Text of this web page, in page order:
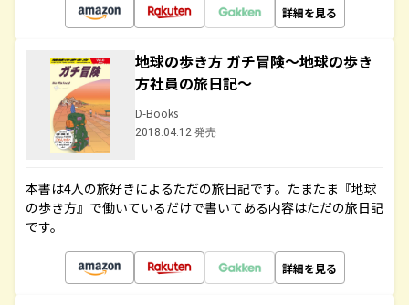
詳細を見る
地球の歩き方 ガチ冒険～地球の歩き
方社員の旅日記～
D-Books
2018.04.12 発売
本書は4人の旅好きによるただの旅日記です。たまたま『地球
の歩き方』で働いているだけで書いてある内容はただの旅日記
です。
詳細を見る